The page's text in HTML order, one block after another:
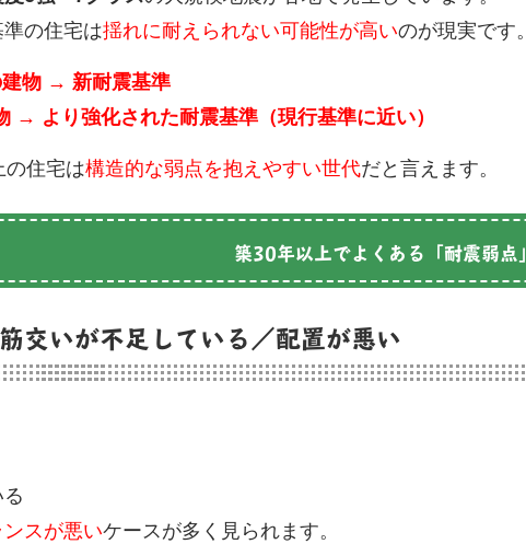
の住宅は揺れに耐えられない可能性が高いのが現実です。
建物 → 新耐震基準
→ より強化された耐震基準（現行基準に近い）
の住宅は構造的な弱点を抱えやすい世代だと言えます。
築30年以上でよくある「耐震弱点」
交いが不足している／配置が悪い
スが悪いケースが多く見られます。